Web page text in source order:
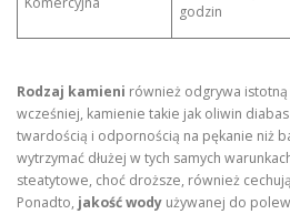
godzin
Rodzaj kamieni również odgrywa
wcześniej, kamienie takie jak oliwin
twardością i odpornością na pękanie niż
wytrzymać dłużej w tych samych
steatytowe, choć droższe, również
Ponadto, jakość wody używanej do